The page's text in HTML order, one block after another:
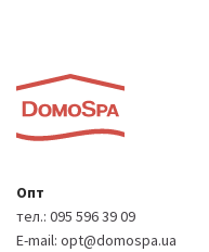
Опт
тел.: 095 596 39 09
E-mail: opt@domospa.ua